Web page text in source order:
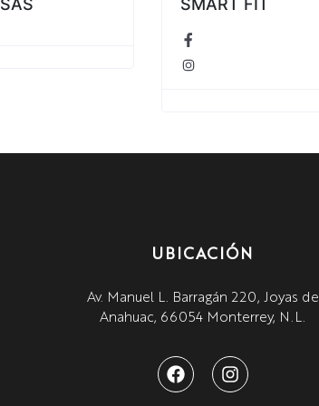
SMART FIT
UBICACIÓN
Av. Manuel L. Barragán 220, Joyas de
Anahuac, 66054 Monterrey, N.L.